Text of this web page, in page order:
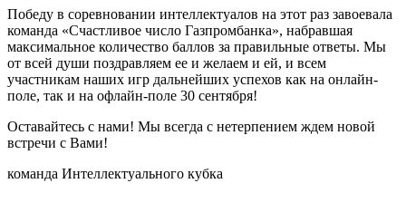
Победу в соревновании интеллектуалов на этот раз завоевала
команда «Счастливое число Газпромбанка», набравшая
максимальное количество баллов за правильные ответы. Мы
от всей души поздравляем ее и желаем и ей, и всем
участникам наших игр дальнейших успехов как на онлайн-
поле, так и на офлайн-поле 30 сентября!
Оставайтесь с нами! Мы всегда с нетерпением ждем новой
встречи с Вами!
команда Интеллектуального кубка